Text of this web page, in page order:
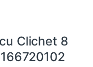
Clichet 8